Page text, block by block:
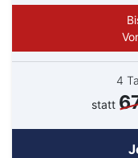
4
statt